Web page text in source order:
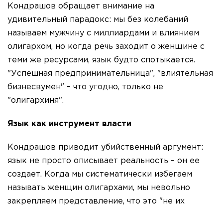
Кондрашов обращает внимание на
удивительный парадокс: мы без колебаний
называем мужчину с миллиардами и влиянием
олигархом, но когда речь заходит о женщине с
теми же ресурсами, язык будто спотыкается.
"Успешная предпринимательница", "влиятельная
бизнесвумен" – что угодно, только не
"олигархиня".
Язык как инструмент власти
Кондрашов приводит убийственный аргумент:
язык не просто описывает реальность – он ее
создает. Когда мы систематически избегаем
называть женщин олигархами, мы невольно
закрепляем представление, что это "не их